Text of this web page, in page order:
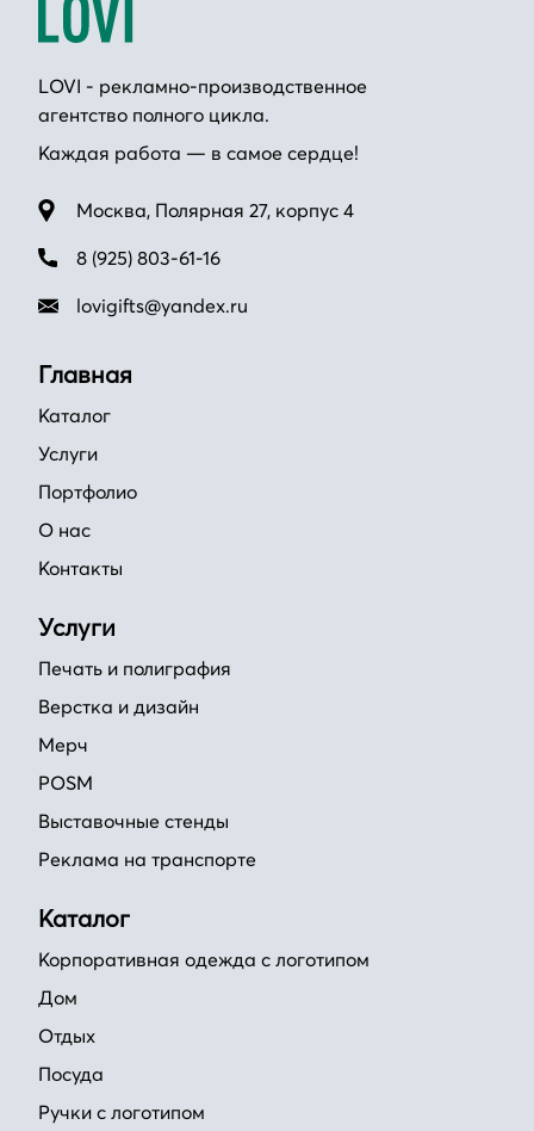
LOVI - рекламно-производственное
агентство полного цикла.
Каждая работа — в самое сердце!
Москва, Полярная 27, корпус 4
8 (925) 803-61-16
lovigifts@yandex.ru
Главная
Каталог
Услуги
Портфолио
О нас
Контакты
Услуги
Печать и полиграфия
Верстка и дизайн
Мерч
POSM
Выставочные стенды
Реклама на транспорте
Каталог
Корпоративная одежда с логотипом
Дом
Отдых
Посуда
Ручки с логотипом